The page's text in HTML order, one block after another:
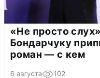
«Не просто
Бондарчуку
роман — с кем
6 августа 102